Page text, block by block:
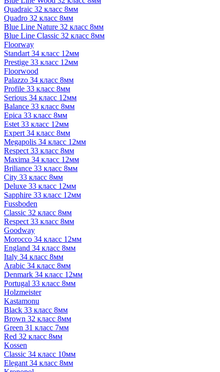
Quadraic 32 класс 8мм
Quadro 32 класс 8мм
Blue Line Nature 32 класс 8мм
Blue Line Classic 32 класс 8мм
Floorway
Standart 34 класс 12мм
Prestige 33 класс 12мм
Floorwood
Palazzo 34 класс 8мм
Profile 33 класс 8мм
Serious 34 класс 12мм
Balance 33 класс 8мм
Epica 33 класс 8мм
Estet 33 класс 12мм
Expert 34 класс 8мм
Megapolis 34 класс 12мм
Respect 33 класс 8мм
Maxima 34 класс 12мм
Briliance 33 класс 8мм
City 33 класс 8мм
Deluxe 33 класс 12мм
Sapphire 33 класс 12мм
Fussboden
Classic 32 класс 8мм
Respect 33 класс 8мм
Goodway
Morocco 34 класс 12мм
England 34 класс 8мм
Italy 34 класс 8мм
Arabic 34 класс 8мм
Denmark 34 класс 12мм
Portugal 33 класс 8мм
Holzmeister
Kastamonu
Black 33 класс 8мм
Brown 32 класс 8мм
Green 31 класс 7мм
Red 32 класс 8мм
Kossen
Classic 34 класс 10мм
Elegant 34 класс 8мм